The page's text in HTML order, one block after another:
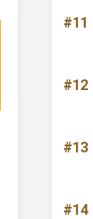
#11
#12
#13
#14